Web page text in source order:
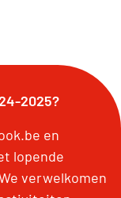
2025?
en
lopende
verwelkomen